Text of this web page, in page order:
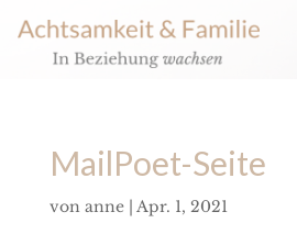
MailPoet-Seite
von anne| Apr. 1, 2021